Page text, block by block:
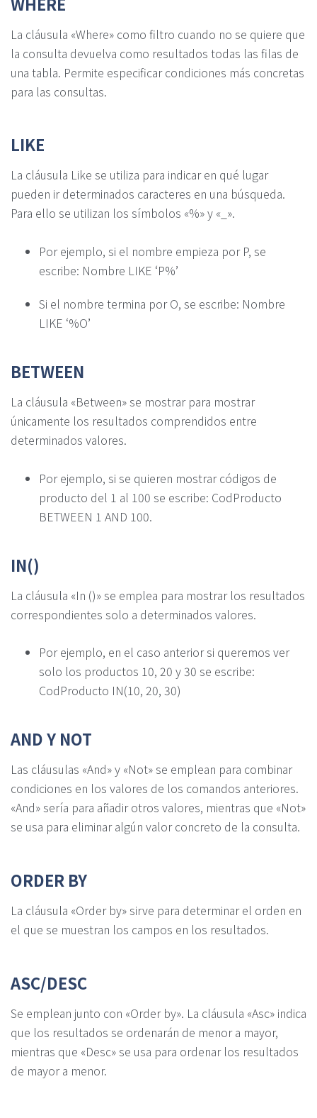
La cláusula «Where» como filtro cuando no se quiere que
la consulta devuelva como resultados todas las filas de
una tabla. Permite especificar condiciones más concretas
para las consultas.
LIKE
La cláusula Like se utiliza para indicar en qué lugar
pueden ir determinados caracteres en una búsqueda.
Para ello se utilizan los símbolos «%» y «_».
Por ejemplo, si el nombre empieza por P, se
escribe: Nombre LIKE ‘P%’
Si el nombre termina por O, se escribe: Nombre
LIKE ‘%O’
BETWEEN
La cláusula «Between» se mostrar para mostrar
únicamente los resultados comprendidos entre
determinados valores.
Por ejemplo, si se quieren mostrar códigos de
producto del 1 al 100 se escribe: CodProducto
BETWEEN 1 AND 100.
IN()
La cláusula «In ()» se emplea para mostrar los resultados
correspondientes solo a determinados valores.
Por ejemplo, en el caso anterior si queremos ver
solo los productos 10, 20 y 30 se escribe:
CodProducto IN(10, 20, 30)
AND Y NOT
Las cláusulas «And» y «Not» se emplean para combinar
condiciones en los valores de los comandos anteriores.
«And» sería para añadir otros valores, mientras que «Not»
se usa para eliminar algún valor concreto de la consulta.
ORDER BY
La cláusula «Order by» sirve para determinar el orden en
el que se muestran los campos en los resultados.
ASC/DESC
Se emplean junto con «Order by». La cláusula «Asc» indica
que los resultados se ordenarán de menor a mayor,
mientras que «Desc» se usa para ordenar los resultados
de mayor a menor.